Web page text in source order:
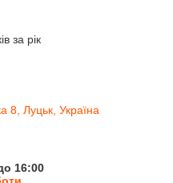
за рік
8, Луцьк, Україна
16:00